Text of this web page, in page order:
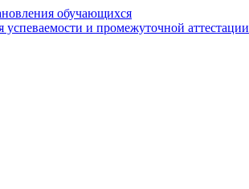
обучающихся
и промежуточной аттестации